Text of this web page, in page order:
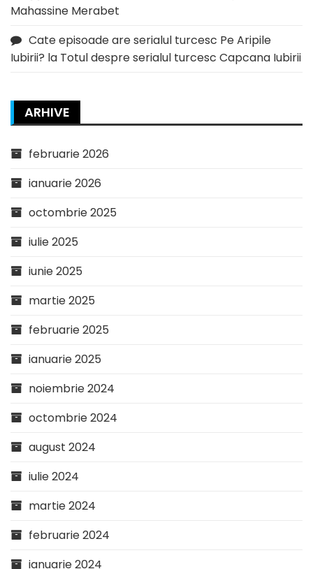
Mahassine Merabet
Cate episoade are serialul turcesc Pe Aripile
Iubirii? la Totul despre serialul turcesc Capcana Iubirii
ARHIVE
februarie 2026
ianuarie 2026
octombrie 2025
iulie 2025
iunie 2025
martie 2025
februarie 2025
ianuarie 2025
noiembrie 2024
octombrie 2024
august 2024
iulie 2024
martie 2024
februarie 2024
ianuarie 2024